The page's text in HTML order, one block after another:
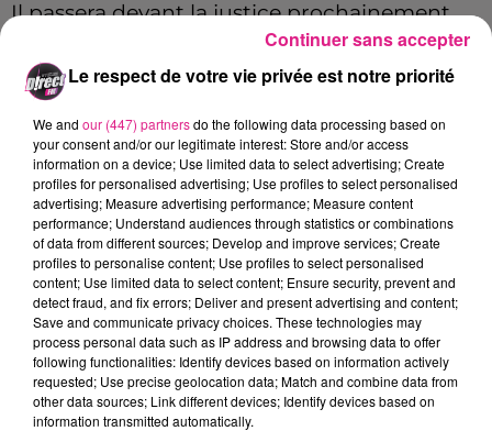
Il passera devant la justice prochainement.
Cet élément est masqué compte-tenu du refus
du dépôt de cookies que vous avez exprimé. Si
vous souhaitez l'afficher, merci de nous donner
votre accord en cliquant sur le bouton ci-
dessous.
Afficher l'élément
FIL ACTUS
12h06
Metz : une distribution de lunette gratuite pour voir l’éclipse
5 août 2026
Le respect de votre vie privée est notre priorité
We and our (447) partnersdo the following data processing based on
your consent and/or our legitimate interest: Store and/or access
information on a device; Use limited data to select advertising; Create
profiles for personalised advertising; Use profiles to select personalised
advertising; Measure advertising performance; Measure content
performance; Understand audiences through statistics or combinations
of data from different sources; Develop and improve services; Create
profiles to personalise content; Use profiles to select personalised
content; Use limited data to select content; Ensure security, prevent and
detect fraud, and fix errors; Deliver and present advertising and content;
Save and communicate privacy choices. These technologies may
process personal data such as IP address and browsing data to offer
following functionalities: Identify devices based on information actively
requested; Use precise geolocation data; Match and combine data from
other data sources; Link different devices; Identify devices based on
information transmitted automatically.
Continuer sans accepter